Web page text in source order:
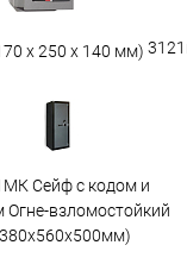
х 250 х 140 мм)
Сейф с кодом и
Огне-взломостойкий